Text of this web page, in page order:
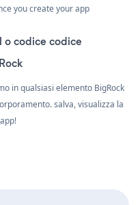
you create your app
codice codice
in qualsiasi elemento BigRock
salva, visualizza la